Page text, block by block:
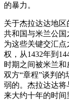
的暴力。
关于杰拉达达地
共和国与米兰公
为这些关键交汇
权，从1432年到
时期之间被米兰
双方“章程”谈判
弱的。杰拉达达将
来大约十年的时间